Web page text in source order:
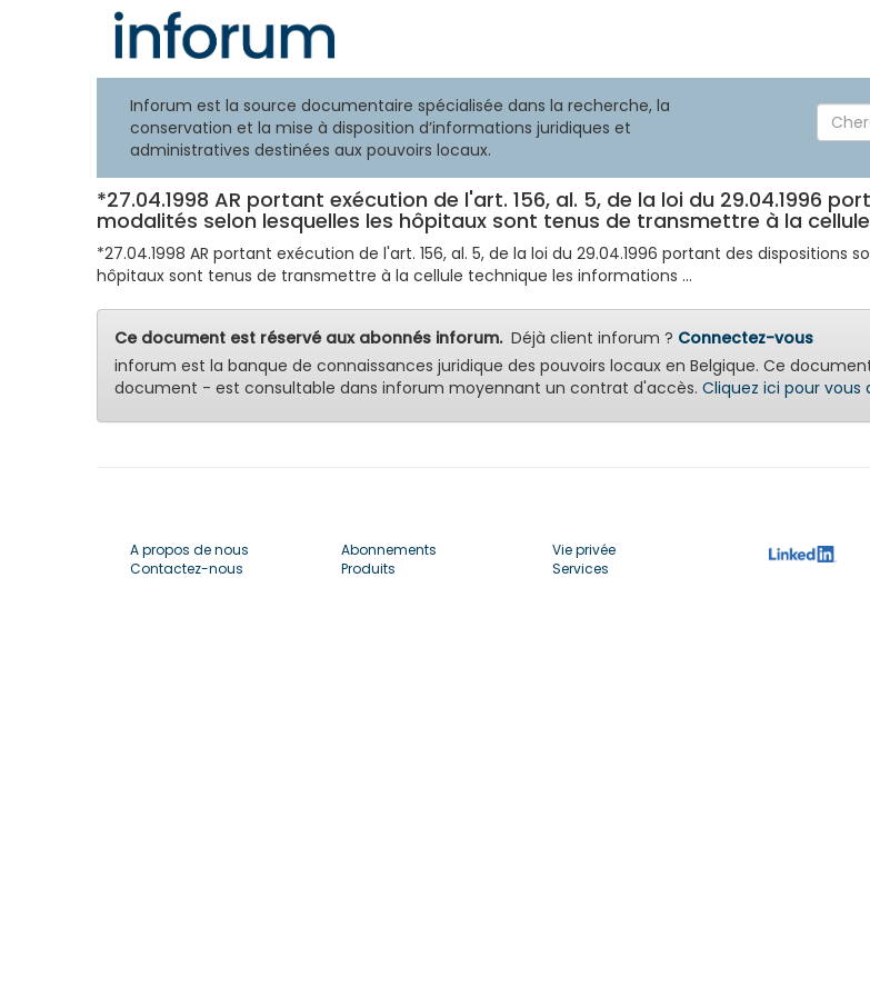
Inforum est la source documentaire spécialisée dans la recherche, la
conservation et la mise à disposition d’informations juridiques et
administratives destinées aux pouvoirs locaux.
*27.04.1998 AR portant exécution de l'art. 156, al. 5, de la loi du 29.04.1996
modalités selon lesquelles les hôpitaux sont tenus de transmettre à la
*27.04.1998 AR portant exécution de l'art. 156, al. 5, de la loi du 29.04.1996 portant des
hôpitaux sont tenus de transmettre à la cellule technique les informations ...
Ce document est réservé aux abonnés inforum.Déjà client inforum ? Connectez-vous
inforum est la banque de connaissances juridique des pouvoirs locaux en Belgique. Ce
document - est consultable dans inforum moyennant un contrat d'accès. Cliquez ici pour vous
A propos de nous
Contactez-nous
Abonnements
Produits
Vie privée
Services